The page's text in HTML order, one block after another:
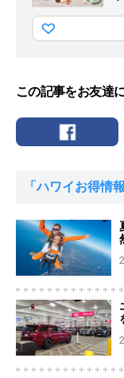
この記事をお友達
「ハワイお得情